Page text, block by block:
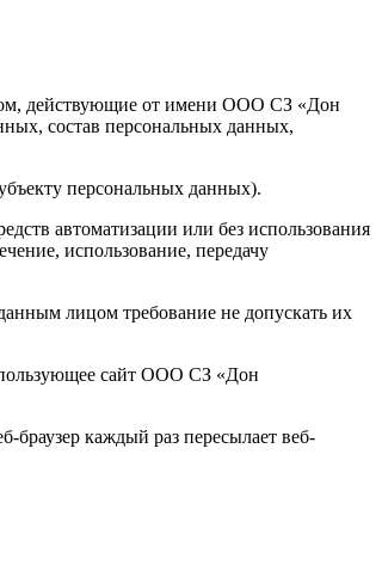
действующие от имени ООО СЗ «Дон
состав персональных данных,
персональных данных).
автоматизации или без использования
использование, передачу
лицом требование не допускать их
сайт ООО СЗ «Дон
каждый раз пересылает веб-